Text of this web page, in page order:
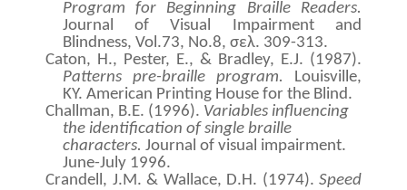
Program for Beginning Braille Readers.
Journal of Visual Impairment and
Blindness, Vol.73, No.8, σελ. 309-313.
Caton, H., Pester, E., & Bradley, E.J. (1987).
Patterns pre-braille program.
Louisville,
KY. American Printing House for the Blind.
Challman, B.E. (1996). Variables influencing
the identification of single braille
characters. Journal of visual impairment.
June-July 1996.
Crandell, J.M. & Wallace, D.H. (1974). Speed